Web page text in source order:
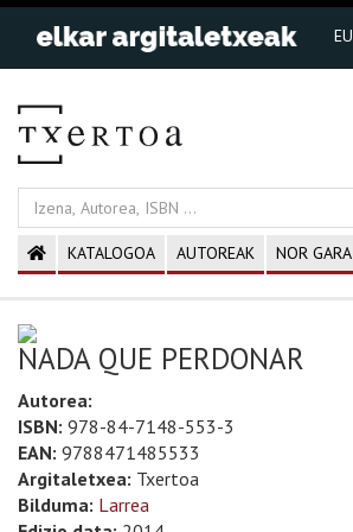
EU
KATALOGOA AUTOREAK NOR GARA
NADA QUE PERDONAR
Autorea:
ISBN: 978-84-7148-553-3
EAN: 9788471485533
Argitaletxea: Txertoa
Bilduma: Larrea